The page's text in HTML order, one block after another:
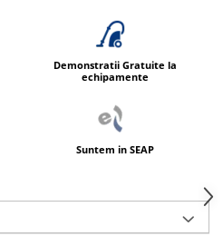
Demonstratii Gratuite la
echipamente
Suntem in SEAP